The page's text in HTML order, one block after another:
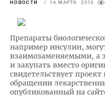
НОВОСТИ / 19 МАРТА 2013
Препараты
например инсулин,
взаимозаменяемыми, а
и закупать вместо
свидетельствует
обращении
опубликованный на